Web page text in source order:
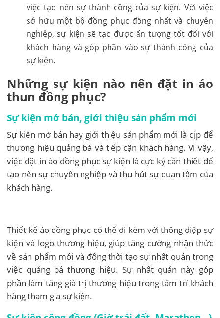
việc tạo nên sự thành công của sự kiện. Với việc
sở hữu một bộ đồng phục đồng nhất và chuyên
nghiệp, sự kiện sẽ tạo được ấn tượng tốt đối với
khách hàng và góp phần vào sự thành công của
sự kiện.
Những sự kiện nào nên đặt in áo
thun đồng phục?
Sự kiện mở bán, giới thiệu sản phẩm mới
Sự kiện mở bán hay giới thiệu sản phẩm mới là dịp để
thương hiệu quảng bá và tiếp cận khách hàng. Vì vậy,
việc đặt in áo đồng phục sự kiện là cực kỳ cần thiết để
tạo nên sự chuyên nghiệp và thu hút sự quan tâm của
khách hàng.
Thiết kế áo đồng phục có thể đi kèm với thông điệp sự
kiện và logo thương hiệu, giúp tăng cường nhận thức
về sản phẩm mới và đồng thời tạo sự nhất quán trong
việc quảng bá thương hiệu. Sự nhất quán này góp
phần làm tăng giá trị thương hiệu trong tâm trí khách
hàng tham gia sự kiện.